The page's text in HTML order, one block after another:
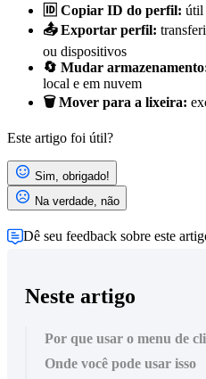
🆔 Copiar ID do perfil: útil
📤 Exportar perfil:
ou dispositivos
🔄 Mudar
local e em nuvem
🗑️ Mover para a lixeira:
Este artigo foi útil?
Sim, obrigado!
Na verdade, não
Dê seu feedback sobre este
Neste artigo
Por que usar o menu de
Onde você pode usar isso